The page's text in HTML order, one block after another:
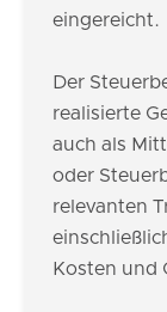
eingereicht.
Der
realisierte
auch als
oder
relevanten
Kosten und